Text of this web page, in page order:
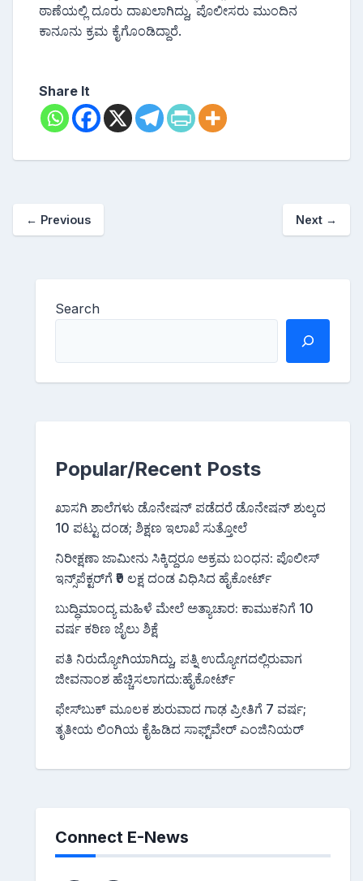
ಠಾಣೆಯಲ್ಲಿ ದೂರು ದಾಖಲಾಗಿದ್ದು, ಪೊಲೀಸರು ಮುಂದಿನ
ಕಾನೂನು ಕ್ರಮ ಕೈಗೊಂಡಿದ್ದಾರೆ.
Share It
← Previous Next →
Search
Popular/Recent Posts
ಖಾಸಗಿ ಶಾಲೆಗಳು ಡೊನೇಷನ್ ಪಡೆದರೆ ಡೊನೇಷನ್ ಶುಲ್ಕದ
10 ಪಟ್ಟು ದಂಡ; ಶಿಕ್ಷಣ ಇಲಾಖೆ ಸುತ್ತೋಲೆ
ನಿರೀಕ್ಷಣಾ ಜಾಮೀನು ಸಿಕ್ಕಿದ್ದರೂ ಅಕ್ರಮ ಬಂಧನ: ಪೊಲೀಸ್
ಇನ್ಸ್‌ಪೆಕ್ಟರ್‌ಗೆ ₹9 ಲಕ್ಷ ದಂಡ ವಿಧಿಸಿದ ಹೈಕೋರ್ಟ್
ಬುದ್ಧಿಮಾಂದ್ಯ ಮಹಿಳೆ ಮೇಲೆ ಅತ್ಯಾಚಾರ: ಕಾಮುಕನಿಗೆ 10
ವರ್ಷ ಕಠಿಣ ಜೈಲು ಶಿಕ್ಷೆ
ಪತಿ ನಿರುದ್ಯೋಗಿಯಾಗಿದ್ದು, ಪತ್ನಿ ಉದ್ಯೋಗದಲ್ಲಿರುವಾಗ
ಜೀವನಾಂಶ ಹೆಚ್ಚಿಸಲಾಗದು:ಹೈಕೋರ್ಟ್
ಫೇಸ್‌ಬುಕ್‌ ಮೂಲಕ ಶುರುವಾದ ಗಾಢ ಪ್ರೀತಿಗೆ 7 ವರ್ಷ;
ತೃತೀಯ ಲಿಂಗಿಯ ಕೈಹಿಡಿದ ಸಾಫ್ಟ್‌ವೇರ್ ಎಂಜಿನಿಯರ್
Connect E-News